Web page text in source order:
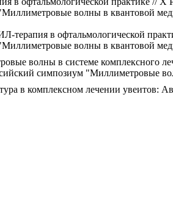
волны в квантовой
терапия в офтальмологической
волны в квантовой
волны в системе комплексного
симпозиум "Миллиметровые
в комплексном лечении увеитов: